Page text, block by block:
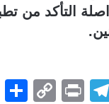
التأكد من
T
Pr
C